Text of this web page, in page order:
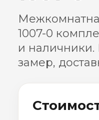
1007-0
и
замер,